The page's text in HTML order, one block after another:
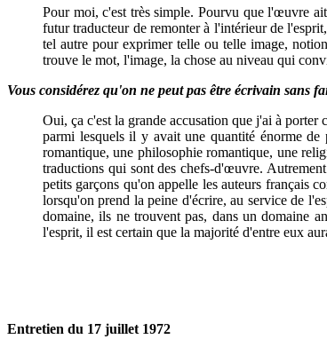
Pour moi, c'est très simple. Pourvu que l'œuvre
futur traducteur de remonter à l'intérieur de
tel autre pour exprimer telle ou telle image,
trouve le mot, l'image, la chose au niveau qui
Vous considérez qu'on ne peut pas être écrivain sans
Oui, ça c'est la grande accusation que j'ai à porter
parmi lesquels il y avait une quantité énorme
romantique, une philosophie romantique, une
traductions qui sont des chefs-d'œuvre.
petits garçons qu'on appelle les auteurs français
lorsqu'on prend la peine d'écrire, au service de
domaine, ils ne trouvent pas, dans un domaine
l'esprit, il est certain que la majorité d'entre eux
Entretien du 17 juillet 1972